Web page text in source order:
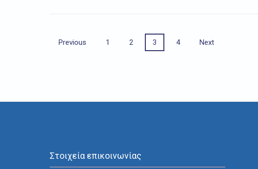
Posts
Previous 1 2 3 4 Next
Στοιχεία επικοινωνίας